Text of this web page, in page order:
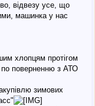
відвезу усе, що
машинка у нас
хлопцям протігом
поверненню з АТО
зимових